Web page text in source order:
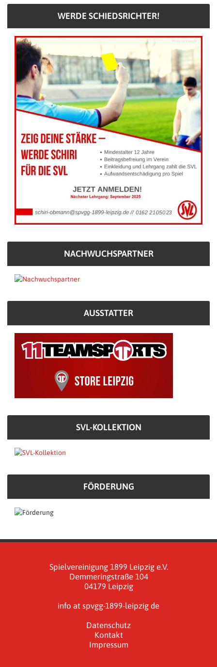
WERDE SCHIEDSRICHTER!
NACHWUCHSPARTNER
AUSSTATTER
SVL-KOLLEKTION
FÖRDERUNG
Spielvereinigung 1899 Leipzig e.V.
Demmeringstraße 104
04179 Leipzig
info at spvgg-1899-leipzig de
Datenschutz
Kontakt
Impressum